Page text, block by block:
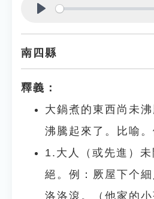
南四縣
釋義：
大鍋煮的東西尚未
沸騰起來了。比喻。
1.大人（或先進）
絕。例：厥屋下个
洛洛滾。（他家的